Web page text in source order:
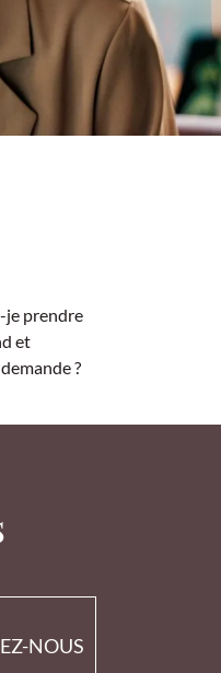
je prendre
et
?
NOUS